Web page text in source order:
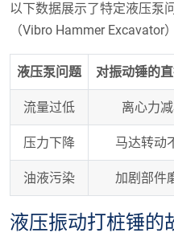
以下数据展示了特定液压泵
（Vibro Hammer Excavator
液压泵问题 对振动锤的
流量过低 离心力
压力下降 马达转动
油液污染 加剧部件
液压振动打桩锤的